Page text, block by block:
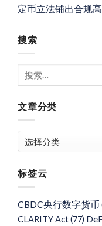
定币立法铺出合规
搜索
文章分类
章
类
标签云
CBDC央行数字货币
CLARITY Act(77)